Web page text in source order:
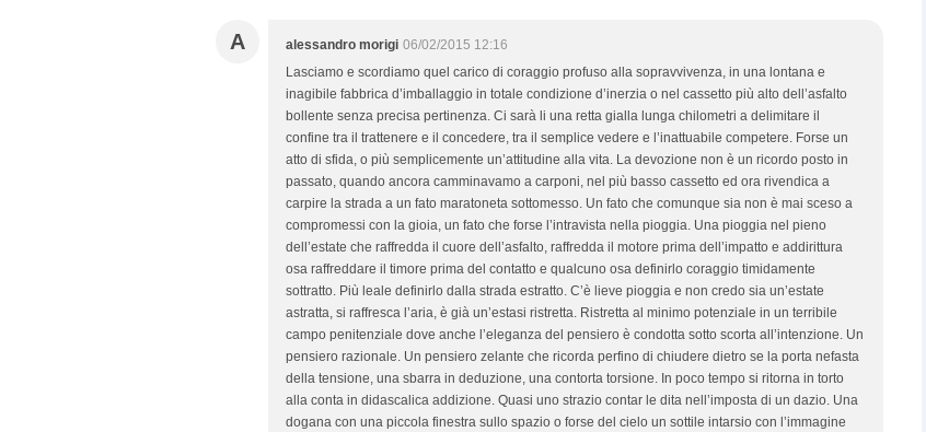
A alessandro morigi 06/02/2015 12:16
Lasciamo e scordiamo quel carico di coraggio profuso alla sopravvivenza, in una lontana e
inagibile fabbrica d’imballaggio in totale condizione d’inerzia o nel cassetto più alto dell’asfalto
bollente senza precisa pertinenza. Ci sarà li una retta gialla lunga chilometri a delimitare il
confine tra il trattenere e il concedere, tra il semplice vedere e l’inattuabile competere. Forse un
atto di sfida, o più semplicemente un’attitudine alla vita. La devozione non è un ricordo posto in
passato, quando ancora camminavamo a carponi, nel più basso cassetto ed ora rivendica a
carpire la strada a un fato maratoneta sottomesso. Un fato che comunque sia non è mai sceso a
compromessi con la gioia, un fato che forse l’intravista nella pioggia. Una pioggia nel pieno
dell’estate che raffredda il cuore dell’asfalto, raffredda il motore prima dell’impatto e addirittura
osa raffreddare il timore prima del contatto e qualcuno osa definirlo coraggio timidamente
sottratto. Più leale definirlo dalla strada estratto. C’è lieve pioggia e non credo sia un’estate
astratta, si raffresca l’aria, è già un’estasi ristretta. Ristretta al minimo potenziale in un terribile
campo penitenziale dove anche l’eleganza del pensiero è condotta sotto scorta all’intenzione. Un
pensiero razionale. Un pensiero zelante che ricorda perfino di chiudere dietro se la porta nefasta
della tensione, una sbarra in deduzione, una contorta torsione. In poco tempo si ritorna in torto
alla conta in didascalica addizione. Quasi uno strazio contar le dita nell’imposta di un dazio. Una
dogana con una piccola finestra sullo spazio o forse del cielo un sottile intarsio con l’immagine